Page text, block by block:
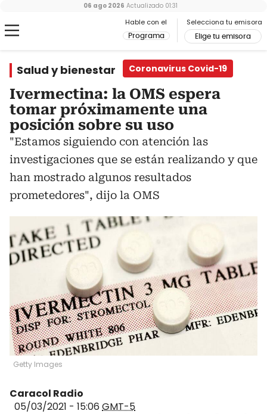
Hable con el
Programa
Selecciona tu emisora
Elige tu emisora
06 ago 2026 Actualizado 01:31
Salud y bienestar Coronavirus Covid-19
Ivermectina: la OMS espera
tomar próximamente una
posición sobre su uso
"Estamos siguiendo con atención las
investigaciones que se están realizando y que
han mostrado algunos resultados
prometedores", dijo la OMS
Getty Images
Caracol Radio
05/03/2021 - 15:06 GMT-5